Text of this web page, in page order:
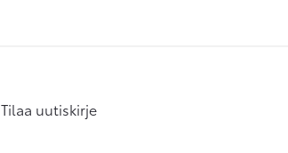
Tilaa uutiskirje